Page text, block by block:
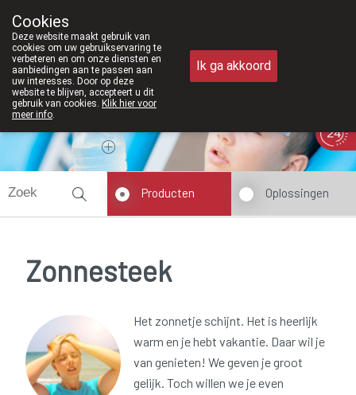
011/610300
Vandaag
Producten Oplossingen
Zonnesteek
Het zonnetje schijnt. Het is heerlijk
warm en je hebt vakantie. Daar wil je
van genieten! We geven je groot
gelijk. Toch willen we je even
Cookies
Deze website maakt gebruik van
cookies om uw gebruikservaring te
verbeteren en om onze diensten en
aanbiedingen aan te passen aan
uw interesses. Door op deze
website te blijven, accepteert u dit
gebruik van cookies. Klik hier voor
meer info.
Ik ga akkoord